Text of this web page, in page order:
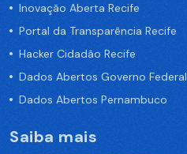
Inovação Aberta Recife
Portal da Transparência Recife
Hacker Cidadão Recife
Dados Abertos Governo Federal
Dados Abertos Pernambuco
Saiba mais